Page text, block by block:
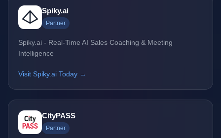
Spiky.ai
Partner
Spiky.ai - Real-Time AI Sales Coaching & Meeting
Intelligence
Visit Spiky.ai Today →
CityPASS
Partner